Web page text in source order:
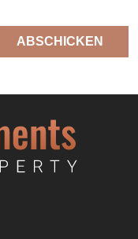
ABSCHICKEN